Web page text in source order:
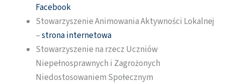
Facebook
Stowarzyszenie Animowania Aktywności Lokalnej
–strona internetowa
Stowarzyszenie na rzecz Uczniów
Niepełnosprawnych i Zagrożonych
Niedostosowaniem Społecznym